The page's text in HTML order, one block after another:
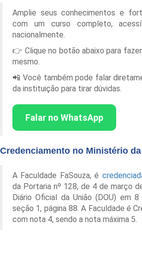
Amplie seus conhecimentos e
com um curso completo,
nacionalmente.
👉 Clique no botão abaixo para
mesmo.
📲 Você também pode falar
da instituição para tirar dúvidas.
Falar no WhatsApp
Credenciamento no Ministério
A Faculdade FaSouza, é
da Portaria nº 128, de 4 de março
Diário Oficial da União (DOU) em
seção 1, página 88. A Faculdade é
com nota 4, sendo a nota máxima 5.